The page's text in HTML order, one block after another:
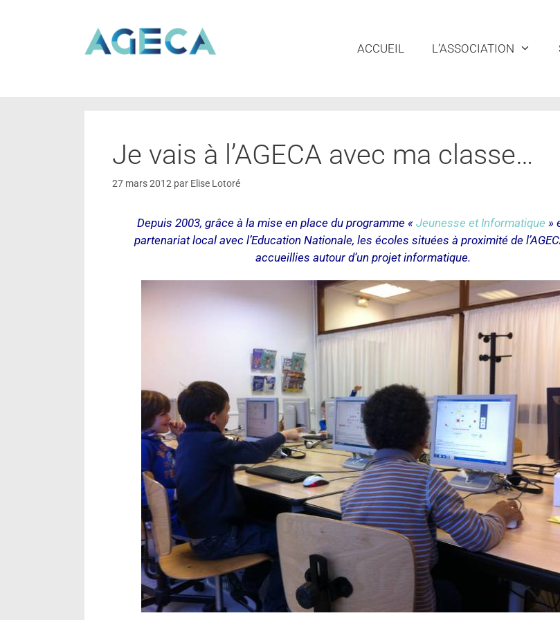
ACCUEIL L’ASSOCIATION
Je vais à l’AGECA avec ma classe…
27 mars 2012 par Elise Lotoré
Depuis 2003, grâce à la mise en place du programme « Jeunesse et Informatique »
partenariat local avec l’Education Nationale, les écoles situées à proximité de
accueillies autour d’un projet informatique.